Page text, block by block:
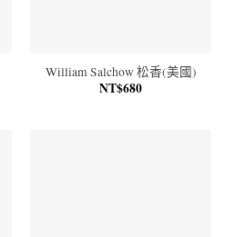
William Salchow 松香(美國)
NT$680